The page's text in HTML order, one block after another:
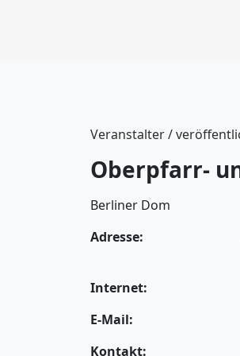
Veranstalter /
Oberpfarr-
Berliner Dom
Adresse:
Internet:
E-Mail:
Kontakt: